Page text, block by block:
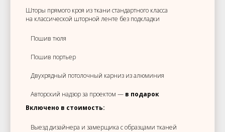
Шторы прямого кроя из ткани стандартного класса
на классической шторной ленте без подкладки
Пошив тюля
Пошив портьер
Двухрядный потолочный карниз из алюминия
Авторский надзор за проектом — в подарок
Включено в стоимость:
Выезд дизайнера и замерщика с образцами тканей